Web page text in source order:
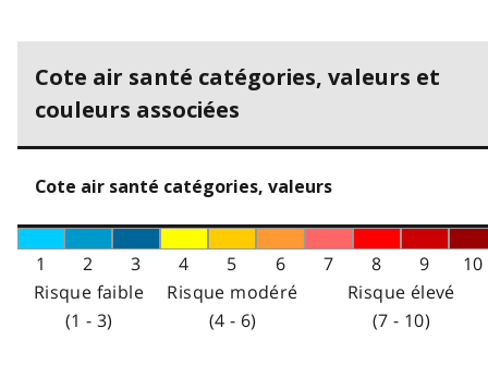
Cote air santé catégories, valeurs et
couleurs associées
Cote air santé catégories, valeurs
1 2 3 4 5 6 7 8 9
10
Risque faible
(1 - 3)
Risque modéré
(4 - 6)
Risque élevé
(7 - 10)